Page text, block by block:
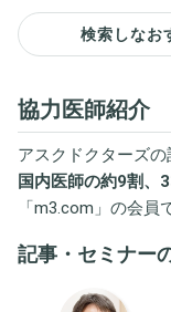
検索しなお
協力医師紹介
アスクドクターズの
国内医師の約9割、
「m3.com 」の会員
記事・セミナー